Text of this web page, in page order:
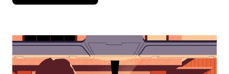
la
bas
interagir
avec